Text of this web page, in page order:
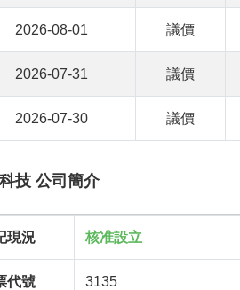
2026-08-01 議價
2026-07-31 議價
2026-07-30 議價
技 公司簡介
現況 核准設立
代號 3135